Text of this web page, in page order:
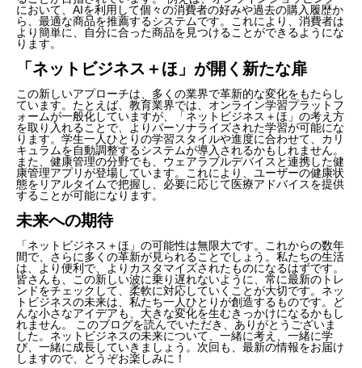
において、AIを利用して個々の消費者の好みや過去の購入履歴か
ら、最適な商品を推薦するシステムです。これにより、消費者は
より簡単に、自分に合った商品を見つけることができるようにな
ります。
「ネットビジネス＋ほ」が開く新たな扉
この新しいアプローチは、多くの業界で革新的な変化をもたらし
ています。たとえば、教育業界では、オンライン学習プラットフ
ォームが一般化していますが、「ネットビジネス＋ほ」の考え方
を取り入れることで、よりパーソナライズされた学習が可能にな
ります。学生一人ひとりの学習スタイルや進度に合わせて、カリ
キュラムを自動調整するシステムが導入されるかもしれません。
また、健康管理の分野でも、ウェアラブルデバイスと連携した健
康管理アプリが登場しています。これにより、ユーザーの健康状
態をリアルタイムで把握し、必要に応じて医療アドバイスを提供
することが可能になります。
未来への期待
「ネットビジネス＋ほ」の可能性は無限大です。これからの数年
間で、さらに多くの革新が見られることでしょう。私たちの生活
は、より便利で、よりカスタマイズされたものになるはずです。
皆さんも、この新しい波に乗り遅れないように、常に最新のトレ
ンドをチェックして、柔軟に対応していくことが大切です。ネッ
トビジネスの未来は、私たち一人ひとりが創造するものです。ど
んな小さなアイデアも、大きな変化を生むきっかけになるかもし
れません。 このブログを読んでいただき、ありがとうございま
した。ネットビジネスの未来について、一緒に考え、一緒に学
び、一緒に成長していきましょう。次回も、最新の情報をお届け
しますので、どうぞお楽しみに！